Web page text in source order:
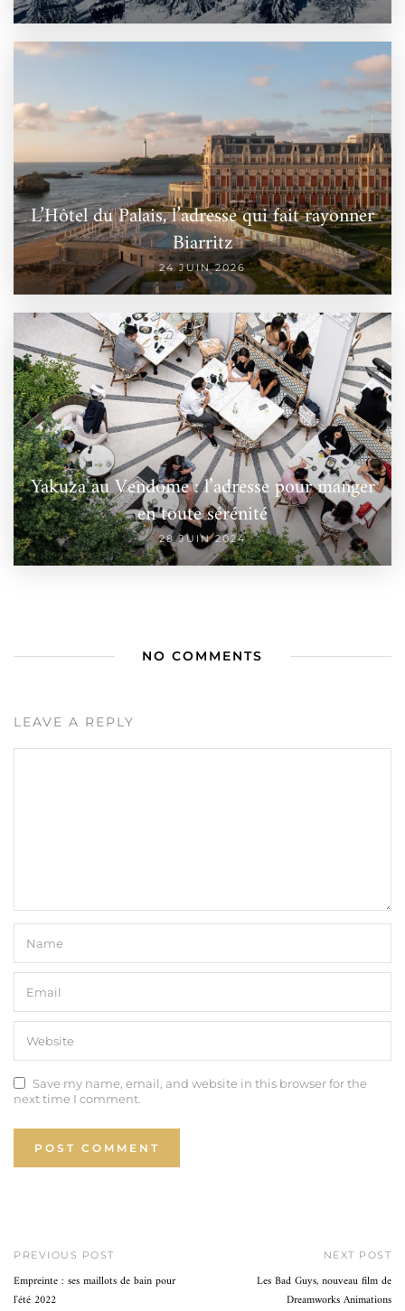
L’Hôtel du Palais, l’adresse qui fait rayonner
Biarritz
24 JUIN 2026
Yakuza au Vendome : l’adresse pour manger
en toute sérénité
28 JUIN 2024
NO COMMENTS
LEAVE A REPLY
Save my name, email, and website in this browser for the
next time I comment.
PREVIOUS POST
Empreinte : ses maillots de bain pour
l'été 2022
NEXT POST
Les Bad Guys, nouveau film de
Dreamworks Animations